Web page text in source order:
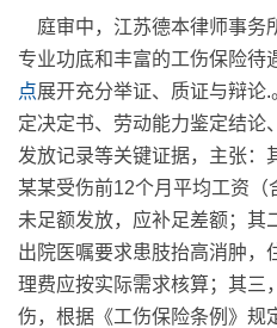
庭审中，江苏德本律师事务
专业功底和丰富的工伤保险待
点展开充分举证、质证与辩论.
定决定书、劳动能力鉴定结论
发放记录等关键证据，主张：
某某受伤前12个月平均工资（
未足额发放，应补足差额；其
出院医嘱要求患肢抬高消肿，
理费应按实际需求核算；其三
伤，根据《工伤保险条例》规